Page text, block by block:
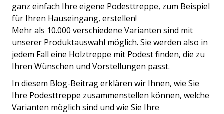
ganz einfach Ihre eigene Podesttreppe, zum Beispiel
für Ihren Hauseingang, erstellen!
Mehr als 10.000 verschiedene Varianten sind mit
unserer Produktauswahl möglich. Sie werden also in
jedem Fall eine Holztreppe mit Podest finden, die zu
Ihren Wünschen und Vorstellungen passt.
In diesem Blog-Beitrag erklären wir Ihnen, wie Sie
Ihre Podesttreppe zusammenstellen können, welche
Varianten möglich sind und wie Sie Ihre